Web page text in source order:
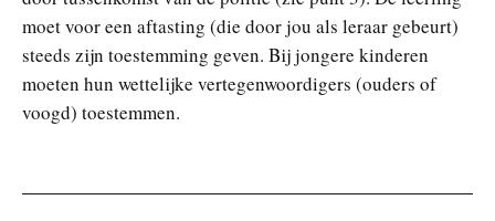
moet voor een aftasting (die door jou als leraar gebeurt)
steeds zijn toestemming geven. Bij jongere kinderen
moeten hun wettelijke vertegenwoordigers (ouders of
voogd) toestemmen.